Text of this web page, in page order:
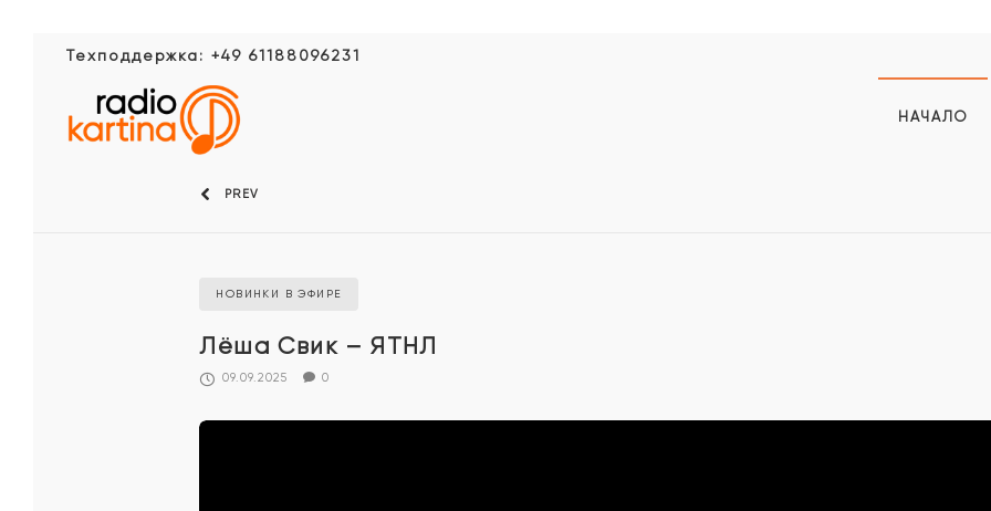
Техподдержка: +49 61188096231
НАЧАЛО
PREV
НОВИНКИ В ЭФИРЕ
Лёша Свик – ЯТНЛ
09.09.2025 0